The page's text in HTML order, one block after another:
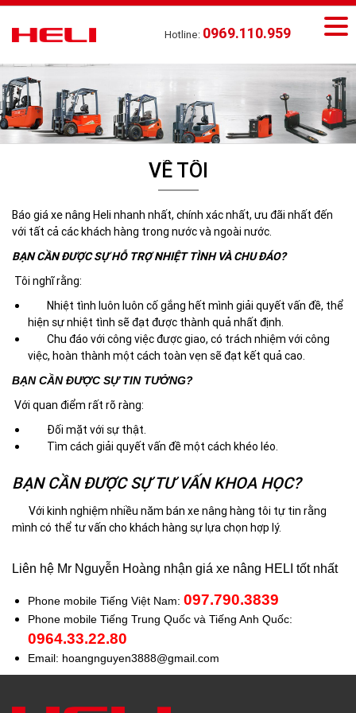
Hotline: 0969.110.959
VỀ TÔI
Báo giá xe nâng Heli nhanh nhất, chính xác nhất, ưu đãi nhất đến
với tất cả các khách hàng trong nước và ngoài nước.
BẠN CẦN ĐƯỢC SỰ HỖ TRỢ NHIỆT TÌNH VÀ CHU ĐÁO?
Tôi nghĩ rằng:
Nhiệt tình luôn luôn cố gắng hết mình giải quyết vấn đề, thể
hiện sự nhiệt tình sẽ đạt được thành quả nhất định.
Chu đáo với công việc được giao, có trách nhiệm với công
việc, hoàn thành một cách toàn vẹn sẽ đạt kết quả cao.
BẠN CẦN ĐƯỢC SỰ TIN TƯỞNG?
Với quan điểm rất rõ ràng:
Đối mặt với sự thật.
Tìm cách giải quyết vấn đề một cách khéo léo.
BẠN CẦN ĐƯỢC SỰ TƯ VẤN KHOA HỌC?
Với kinh nghiệm nhiều năm bán xe nâng hàng tôi tự tin rằng
mình có thể tư vấn cho khách hàng sự lựa chọn hợp lý.
Liên hệ Mr Nguyễn Hoàng nhận giá xe nâng HELI tốt nhất
Phone mobile Tiếng Việt Nam: 097.790.3839
Phone mobile Tiếng Trung Quốc và Tiếng Anh Quốc:
0964.33.22.80
Email: hoangnguyen3888@gmail.com